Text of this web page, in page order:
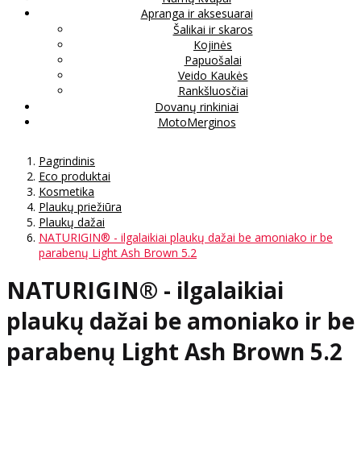
Apranga ir aksesuarai
Šalikai ir skaros
Kojinės
Papuošalai
Veido Kaukės
Rankšluosčiai
Dovanų rinkiniai
MotoMerginos
Pagrindinis
Eco produktai
Kosmetika
Plaukų priežiūra
Plaukų dažai
NATURIGIN® - ilgalaikiai plaukų dažai be amoniako ir be
parabenų Light Ash Brown 5.2
NATURIGIN® - ilgalaikiai
plaukų dažai be amoniako ir be
parabenų Light Ash Brown 5.2